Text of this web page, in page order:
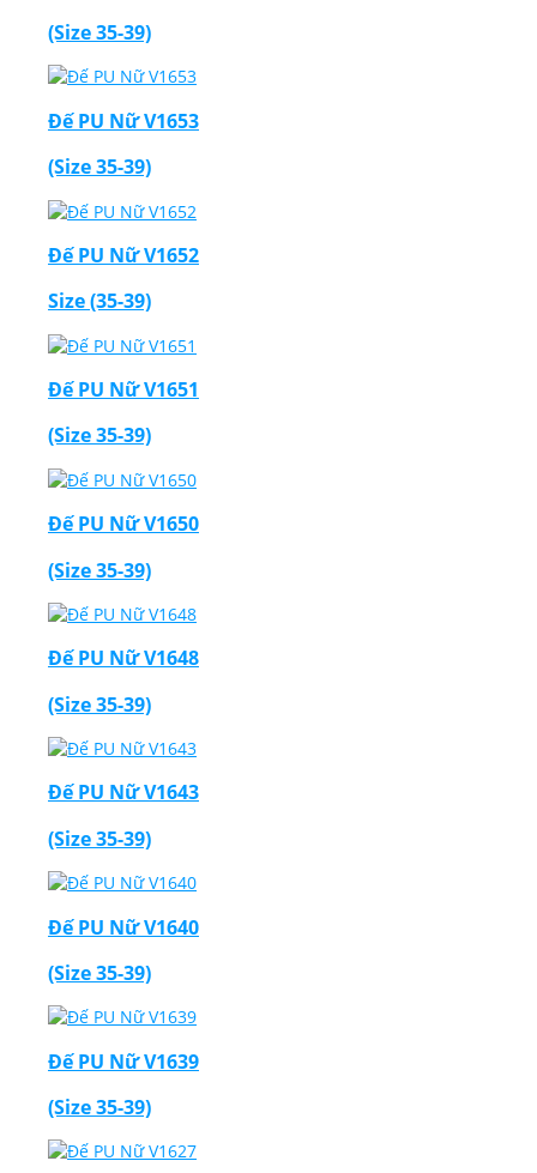
(Size 35-39)
Đế PU Nữ V1653
(Size 35-39)
Đế PU Nữ V1652
Size (35-39)
Đế PU Nữ V1651
(Size 35-39)
Đế PU Nữ V1650
(Size 35-39)
Đế PU Nữ V1648
(Size 35-39)
Đế PU Nữ V1643
(Size 35-39)
Đế PU Nữ V1640
(Size 35-39)
Đế PU Nữ V1639
(Size 35-39)